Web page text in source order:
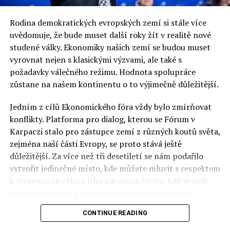
Rodina demokratických evropských zemí si stále více
uvědomuje, že bude muset další roky žít v realitě nové
studené války. Ekonomiky našich zemí se budou muset
vyrovnat nejen s klasickými výzvami, ale také s
požadavky válečného režimu. Hodnota spolupráce
zůstane na našem kontinentu o to výjimečně důležitější.
Jedním z cílů Ekonomického fóra vždy bylo zmírňovat
konflikty. Platforma pro dialog, kterou se Fórum v
Karpaczi stalo pro zástupce zemí z různých koutů světa,
zejména naší části Evropy, se proto stává ještě
důležitější. Za více než tři desetiletí se nám podařilo
vytvořit jedinečné místo, kde můžete mluvit s respektem
k druhému člověku a jeho názorům. Místo, kde se rodí
Polsko musí mít instituce, jejichž horizont činnosti je
CONTINUE READING